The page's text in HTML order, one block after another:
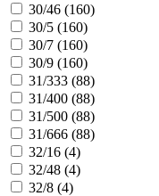
30/46 (160)
30/5 (160)
30/7 (160)
30/9 (160)
31/333 (88)
31/400 (88)
31/500 (88)
31/666 (88)
32/16 (4)
32/48 (4)
32/8 (4)